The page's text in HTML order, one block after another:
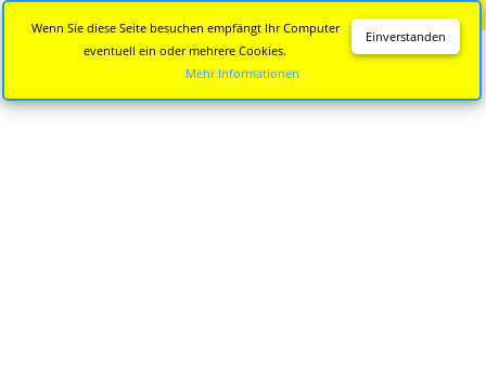
Einverstanden
Wenn Sie diese Seite besuchen empfängt Ihr Computer
eventuell ein oder mehrere Cookies.
Mehr Informationen